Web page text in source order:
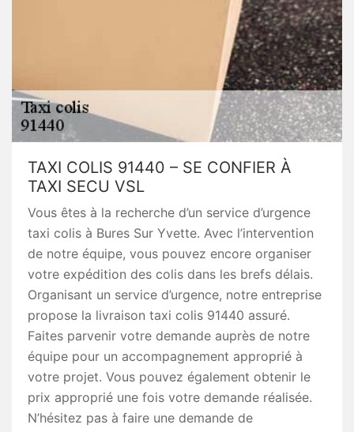
TAXI COLIS 91440 – SE CONFIER À
TAXI SECU VSL
Vous êtes à la recherche d’un service d’urgence
taxi colis à Bures Sur Yvette. Avec l’intervention
de notre équipe, vous pouvez encore organiser
votre expédition des colis dans les brefs délais.
Organisant un service d’urgence, notre entreprise
propose la livraison taxi colis 91440 assuré.
Faites parvenir votre demande auprès de notre
équipe pour un accompagnement approprié à
votre projet. Vous pouvez également obtenir le
prix approprié une fois votre demande réalisée.
N’hésitez pas à faire une demande de